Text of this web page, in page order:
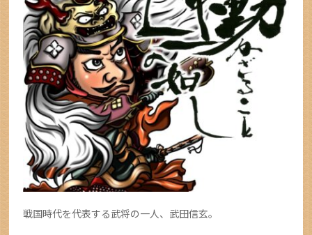
戦国時代を代表する武将の一人、武田信玄。